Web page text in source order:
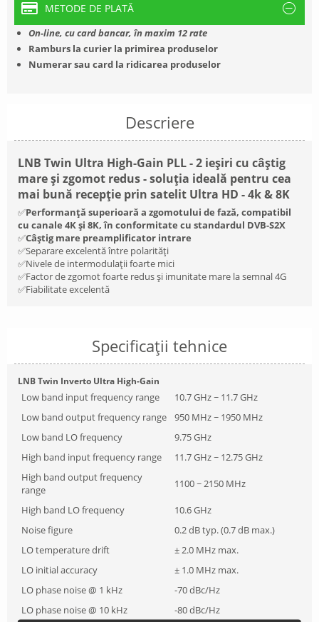
METODE DE PLATĂ
On-line, cu card bancar, în maxim 12 rate
Ramburs la curier la primirea produselor
Numerar sau card la ridicarea produselor
Descriere
LNB Twin Ultra High-Gain PLL - 2 ieșiri cu câștig
mare și zgomot redus - soluția ideală pentru cea
mai bună recepție prin satelit Ultra HD - 4k & 8K
✅Performanță superioară a zgomotului de fază, compatibil
cu canale 4K și 8K, în conformitate cu standardul DVB-S2X
✅Câștig mare preamplificator intrare
✅Separare excelentă între polarități
✅Nivele de intermodulații foarte mici
✅Factor de zgomot foarte redus și imunitate mare la semnal 4G
✅Fiabilitate excelentă
Specificații tehnice
LNB Twin Inverto Ultra High-Gain
Low band input frequency range
10.7 GHz ~ 11.7 GHz
Low band output frequency range
950 MHz ~ 1950 MHz
Low band LO frequency
9.75 GHz
High band input frequency range
11.7 GHz ~ 12.75 GHz
High band output frequency
range
1100 ~ 2150 MHz
High band LO frequency
10.6 GHz
Noise figure
0.2 dB typ. (0.7 dB max.)
LO temperature drift
± 2.0 MHz max.
LO initial accuracy
± 1.0 MHz max.
LO phase noise @ 1 kHz
-70 dBc/Hz
LO phase noise @ 10 kHz
-80 dBc/Hz